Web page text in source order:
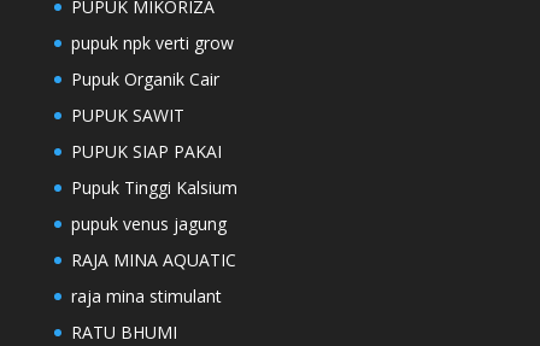
PUPUK MIKORIZA
pupuk npk verti grow
Pupuk Organik Cair
PUPUK SAWIT
PUPUK SIAP PAKAI
Pupuk Tinggi Kalsium
pupuk venus jagung
RAJA MINA AQUATIC
raja mina stimulant
RATU BHUMI